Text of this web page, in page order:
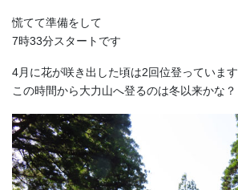
慌てて準備をして
7時33分スタートです
4月に花が咲き出した頃は2回位登っています
この時間から大力山へ登るのは冬以来かな？